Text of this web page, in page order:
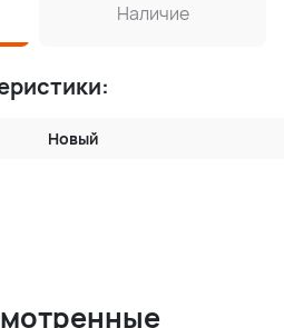
Наличие
Новый